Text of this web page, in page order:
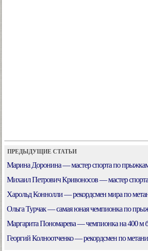
ПРЕДЫДУЩИЕ СТАТЬИ
Марина Доронина — мастер спорта по
Михаил Петрович Кривоносов — мастер
Харольд Коннолли — рекордсмен мира по
Ольга Турчак — самая юная чемпионка по
Маргарита Пономарева — чемпионка на 400 м
Георгий Колноотченко — рекордсмен по